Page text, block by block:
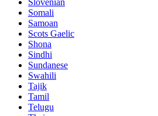
Slovenian
Somali
Samoan
Scots Gaelic
Shona
Sindhi
Sundanese
Swahili
Tajik
Tamil
Telugu